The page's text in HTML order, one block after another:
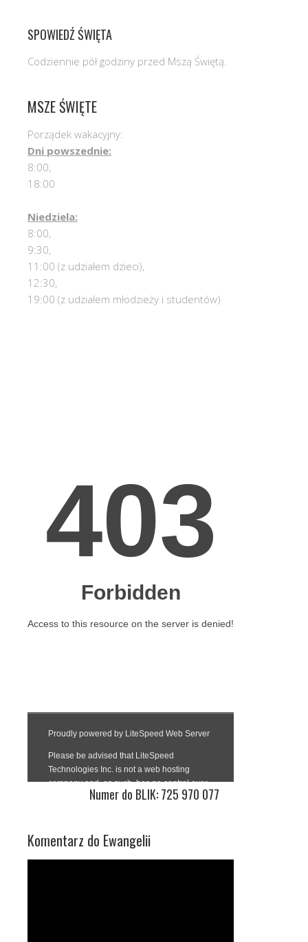
SPOWIEDŹ ŚWIĘTA
Codziennie pół godziny przed Mszą Świętą.
MSZE ŚWIĘTE
Porządek wakacyjny:
Dni powszednie:
8:00,
18:00
Niedziela:
8:00,
9:30,
11:00 (z udziałem dzieci),
12:30,
19:00 (z udziałem młodzieży i studentów)
Numer do BLIK: 725 970 077
Komentarz do Ewangelii